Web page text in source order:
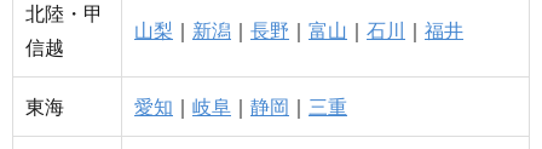
北陸・甲
信越
山梨 ｜ 新潟 ｜ 長野 ｜ 富山 ｜ 石川 ｜ 福井
東海 愛知 ｜ 岐阜 ｜ 静岡 ｜ 三重